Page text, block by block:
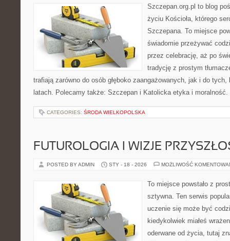
Szczepan.org.pl to blog
życiu Kościoła, którego
Szczepana. To miejsce
świadomie przeżywać
przez celebrację, aż po
tradycję z prostym
trafiają zarówno do osób głęboko zaangażowanych, jak i do
latach. Polecamy także: Szczepan i Katolicka etyka i
CATEGORIES: ŚRODA WIELKOPOLSKA
FUTUROLOGIA I WIZJE
POSTED BY ADMIN STY - 18 - 2026 MOŻLIWOŚĆ
To miejsce powstało z
sztywna. Ten serwis
uczenie się może być
kiedykolwiek miałeś
oderwane od życia, tutaj